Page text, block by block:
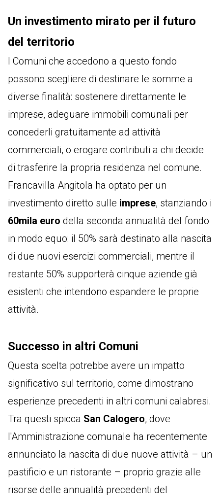
Un investimento mirato per il futuro
del territorio
I Comuni che accedono a questo fondo
possono scegliere di destinare le somme a
diverse finalità: sostenere direttamente le
imprese, adeguare immobili comunali per
concederli gratuitamente ad attività
commerciali, o erogare contributi a chi decide
di trasferire la propria residenza nel comune.
Francavilla Angitola ha optato per un
investimento diretto sulle imprese, stanziando i
60mila euro della seconda annualità del fondo
in modo equo: il 50% sarà destinato alla nascita
di due nuovi esercizi commerciali, mentre il
restante 50% supporterà cinque aziende già
esistenti che intendono espandere le proprie
attività.
Successo in altri Comuni
Questa scelta potrebbe avere un impatto
significativo sul territorio, come dimostrano
esperienze precedenti in altri comuni calabresi.
Tra questi spicca San Calogero, dove
l'Amministrazione comunale ha recentemente
annunciato la nascita di due nuove attività – un
pastificio e un ristorante – proprio grazie alle
risorse delle annualità precedenti del